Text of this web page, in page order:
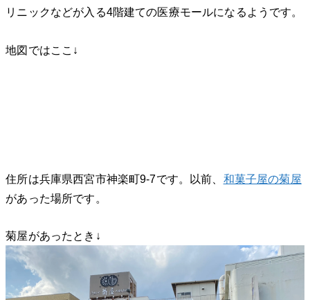
リニックなどが入る4階建ての医療モールになるようです。
地図ではここ↓
住所は兵庫県西宮市神楽町9-7です。以前、 和菓子屋の菊屋
があった場所です。
菊屋があったとき↓